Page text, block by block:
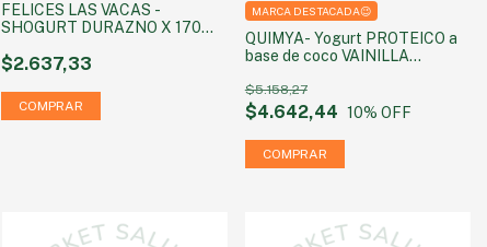
FELICES LAS VACAS -
SHOGURT DURAZNO X 170
$2.637,33
QUIMYA- Yogurt PROTEICO a
base de coco VAINILLA
$4.642,44
$5.158,27
10% OFF
MARCA DESTACADA😉